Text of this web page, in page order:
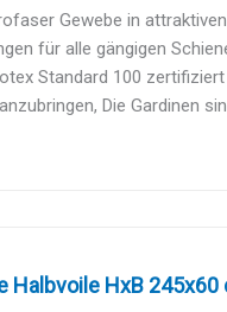
Gewebe in
für alle gängigen
Standard 100 zertifiziert
Die Gardinen
Halbvoile HxB 245x60